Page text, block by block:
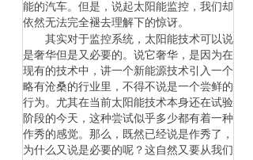
能的汽车。但是，说起太阳能监控，我们却
依然无法完全褪去理解下的惊讶。
其实对于监控系统，太阳能技术可以说
是奢华但是又必要的。说它奢华，是因为在
现有的技术中，讲一个新能源技术引入一个
略有沧桑的行业里，不得不说是一个尝鲜的
行为。尤其在当前太阳能技术本身还在试验
阶段的今天，这种尝试似乎多少都有着一种
作秀的感觉。那么，既然已经说是作秀了，
为什么又说是必要的呢？这自然又要从我们